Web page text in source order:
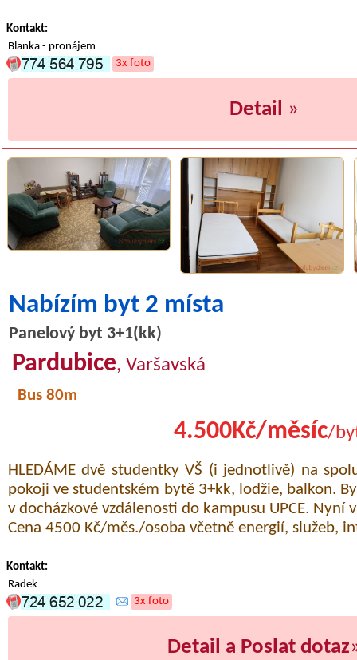
Kontakt:
Blanka - pronájem
3x foto
Detail »
Nabízím byt 2 místa
Panelový byt 3+1(kk)
Pardubice, Varšavská
Bus 80m
4.500Kč/měsíc/
HLEDÁME dvě studentky VŠ (i jednotlivě) na
pokoji ve studentském bytě 3+kk, lodžie, balkon.
v docházkové vzdálenosti do kampusu UPCE. Nyní
Cena 4500 Kč/měs./osoba včetně energií, služeb,
Kontakt:
Radek
3x foto
Detail a Poslat dotaz